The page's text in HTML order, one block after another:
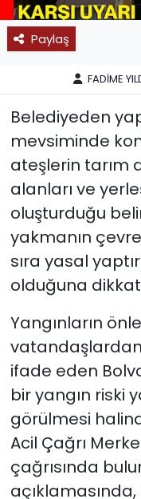
Paylaş
FADİME
Belediyeden
mevsiminde
ateşlerin tarım
alanları ve
oluşturduğu
yakmanın
sıra yasal
olduğuna
Yangınların
vatandaşlardan
ifade eden
bir yangın riski
görülmesi
Acil Çağrı
çağrısında